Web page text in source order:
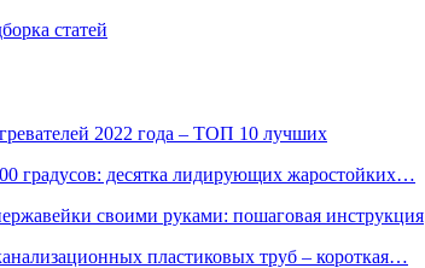
статей
2022 года – ТОП 10 лучших
градусов: десятка лидирующих жаростойких…
своими руками: пошаговая инструкция
пластиковых труб – короткая…